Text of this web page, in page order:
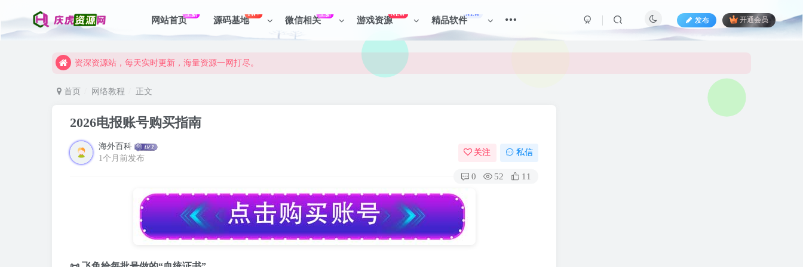
网站首页
上新
源码基地
1W+
微信相关
上新
游戏资源
NEW
精品软件
NEW
发布 开通会员
资深资源站，每天实时更新，海量资源一网打尽。
【启明网】找项目 + 低成本创业 + 减少信息差 + 见识各种项目 + 提升网创认知。
资深资源站，每天实时更新，海量资源一网打尽。
首页
网络教程 正文
2026电报账号购买指南
海外百科
1个月前发布
关注 私信
0 52 11